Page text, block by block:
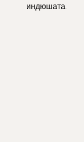
индюшата.